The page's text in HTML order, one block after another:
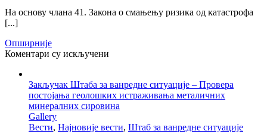
На основу члана 41. Закона о смањењу ризика од катастрофа
[...]
Опширније
Коментари су искључени
за
ванредне
ситуације
Задужење
Закључак Штаба за ванредне ситуације – Провера
постојања геолошких истраживања металичних
минералних сировина
Gallery
Вести, Најновије вести, Штаб за ванредне ситуације